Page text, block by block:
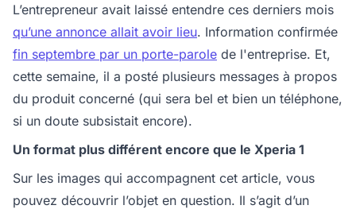
L’entrepreneur avait laissé entendre ces derniers mois
qu’une annonce allait avoir lieu. Information confirmée
fin septembre par un porte-parole de l'entreprise. Et,
cette semaine, il a posté plusieurs messages à propos
du produit concerné (qui sera bel et bien un téléphone,
si un doute subsistait encore).
Un format plus différent encore que le Xperia 1
Sur les images qui accompagnent cet article, vous
pouvez découvrir l’objet en question. Il s’agit d’un